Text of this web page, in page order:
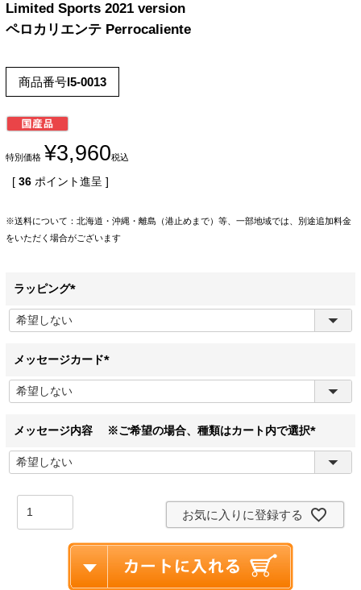
Limited Sports 2021 version
ペロカリエンテ Perrocaliente
商品番号l5-0013
特別価格 ¥3,960税込
[ 36 ポイント進呈 ]
※送料について：北海道・沖縄・離島（港止めまで）等、一部地域では、別途追加料金
をいただく場合がございます
ラッピング
(
必
)
メッセージカード
(
メッセージ内容 ※ご希望の場合、種類はカート内で選択
(
)
お気に入りに登録する